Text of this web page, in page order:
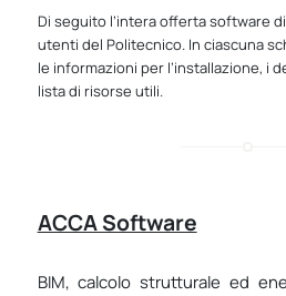
Di seguito l’intera offerta software
utenti del Politecnico. In ciascuna
le informazioni per l’installazione, i
lista di risorse utili.
ACCA Software
BIM, calcolo strutturale ed